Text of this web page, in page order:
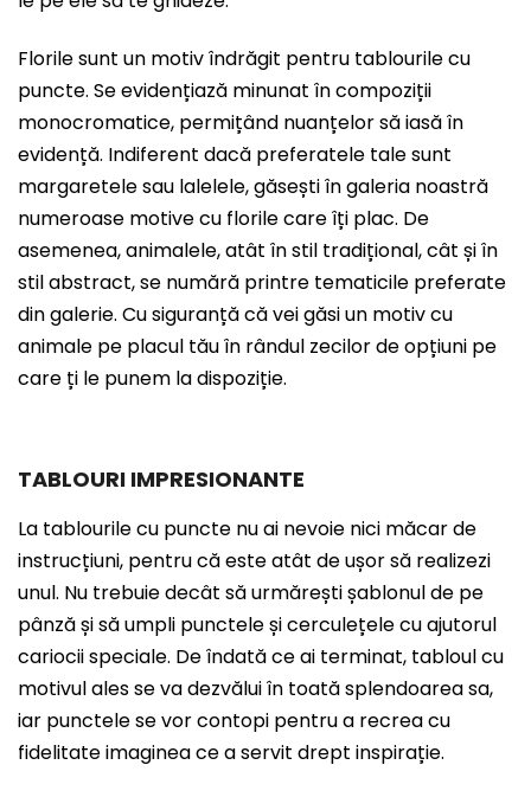
Florile sunt un motiv îndrăgit pentru tablourile cu
puncte. Se evidențiază minunat în compoziții
monocromatice, permițând nuanțelor să iasă în
evidență. Indiferent dacă preferatele tale sunt
margaretele sau lalelele, găsești în galeria noastră
numeroase motive cu florile care îți plac. De
asemenea, animalele, atât în stil tradițional, cât și în
stil abstract, se numără printre tematicile preferate
din galerie. Cu siguranță că vei găsi un motiv cu
animale pe placul tău în rândul zecilor de opțiuni pe
care ți le punem la dispoziție.
TABLOURI IMPRESIONANTE
La tablourile cu puncte nu ai nevoie nici măcar de
instrucțiuni, pentru că este atât de ușor să realizezi
unul. Nu trebuie decât să urmărești șablonul de pe
pânză și să umpli punctele și cerculețele cu ajutorul
cariocii speciale. De îndată ce ai terminat, tabloul cu
motivul ales se va dezvălui în toată splendoarea sa,
iar punctele se vor contopi pentru a recrea cu
fidelitate imaginea ce a servit drept inspirație.